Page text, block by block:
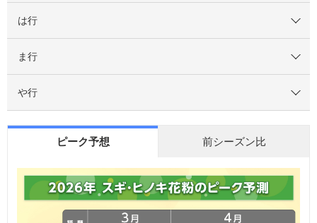
は行
ま行
や行
ピーク予想 前シーズン比